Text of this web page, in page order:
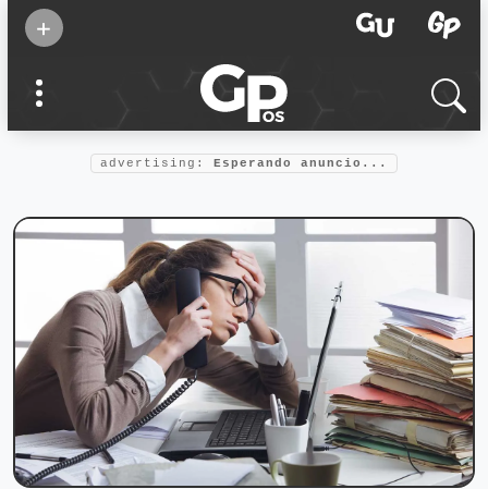
+
confianza
Foro salud
advertising: Esperando anuncio...